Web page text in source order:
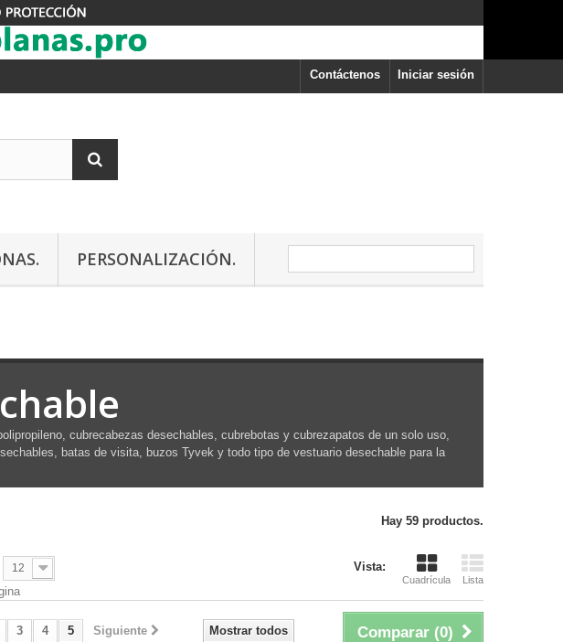
Iniciar sesión
Contáctenos
PERSONALIZACIÓN.
cubrecabezas desechables, cubrebotas y cubrezapatos de un solo uso,
batas de visita, buzos Tyvek y todo tipo de vestuario desechable para la
Hay 59 productos.
Vista:
Cuadrícula Lista
12
Comparar (0)
Mostrar todos
3 4 5 Siguiente